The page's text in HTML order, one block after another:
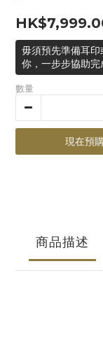
毋須預先準備耳
你，一步步協助完
數量
現在預
商品描述